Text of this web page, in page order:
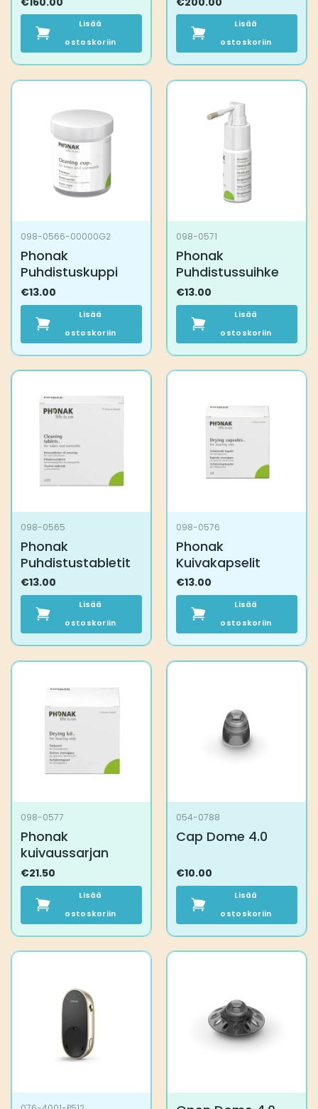
Lisää
ostoskoriin
Lisää
ostoskoriin
098-0566-00000G2
Phonak
Puhdistuskuppi
€13.00
Lisää
ostoskoriin
098-0571
Phonak
Puhdistussuihke
€13.00
Lisää
ostoskoriin
098-0565
Phonak
Puhdistustabletit
€13.00
Lisää
ostoskoriin
098-0576
Phonak
Kuivakapselit
€13.00
Lisää
ostoskoriin
098-0577
Phonak
kuivaussarjan
€21.50
Lisää
ostoskoriin
054-0788
Cap Dome 4.0
€10.00
Lisää
ostoskoriin